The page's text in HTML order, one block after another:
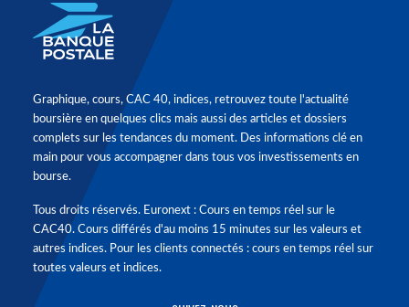
Graphique, cours, CAC 40, indices, retrouvez toute l'actualité
boursière en quelques clics mais aussi des articles et dossiers
complets sur les tendances du moment. Des informations clé en
main pour vous accompagner dans tous vos investissements en
bourse.
Tous droits réservés. Euronext : Cours en temps réel sur le
CAC40. Cours différés d'au moins 15 minutes sur les valeurs et
autres indices. Pour les clients connectés : cours en temps réel sur
toutes valeurs et indices.